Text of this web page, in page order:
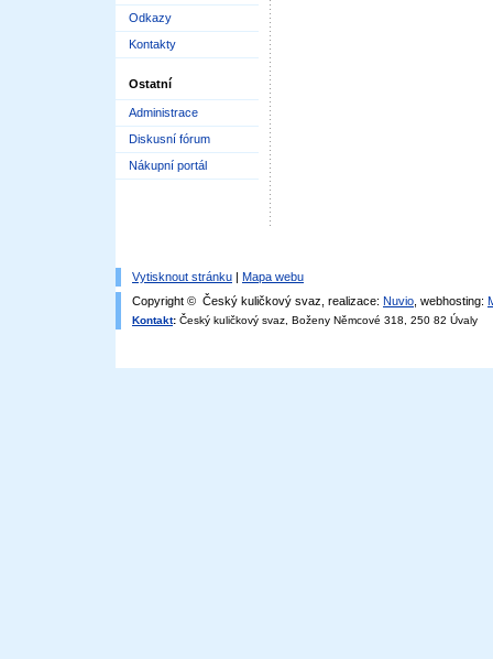
Odkazy
Kontakty
Ostatní
Administrace
Diskusní fórum
Nákupní portál
Vytisknout stránku | Mapa webu
Copyright © Český kuličkový svaz, realizace: Nuvio , webhosting:
Kontakt: Český kuličkový svaz, Boženy Němcové 318, 250 82 Úvaly